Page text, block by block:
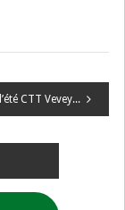
Camp d’été CTT Vevey – 2025